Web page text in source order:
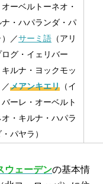
オーベルトーネオ・
ナ・ハパランダ・パ
／サーミ語 （アリ
ログ・イェリバー
キルナ・ヨックモッ
メアンキエリ （イ
バーレ・オーベルト
オ・キルナ・ハパラ
パヤラ）
ウェーデンの基本情